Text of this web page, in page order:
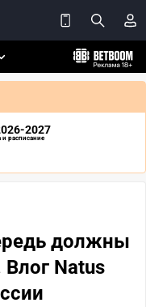
2027
и расписание
должны
Влог Natus